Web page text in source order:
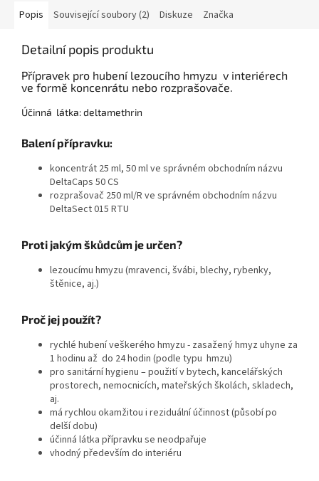
Popis Související soubory (2) Diskuze Značka
Detailní popis produktu
Přípravek pro hubení lezoucího hmyzu v interiérech
ve formě koncenrátu nebo rozprašovače.
Účinná látka: deltamethrin
Balení přípravku:
koncentrát 25 ml, 50 ml ve správném obchodním názvu
DeltaCaps 50 CS
rozprašovač 250 ml/R ve správném obchodním názvu
DeltaSect 015 RTU
Proti jakým škůdcům je určen?
lezoucímu hmyzu (mravenci, švábi, blechy, rybenky,
štěnice, aj.)
Proč jej použít?
rychlé hubení veškerého hmyzu - zasažený hmyz uhyne za
1 hodinu až do 24 hodin (podle typu hmzu)
pro sanitární hygienu – použití v bytech, kancelářských
prostorech, nemocnicích, mateřských školách, skladech,
aj.
má rychlou okamžitou i reziduální účinnost (působí po
delší dobu)
účinná látka přípravku se neodpařuje
vhodný především do interiéru